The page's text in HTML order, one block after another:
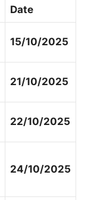
Date
15/10/2025
21/10/2025
22/10/2025
24/10/2025